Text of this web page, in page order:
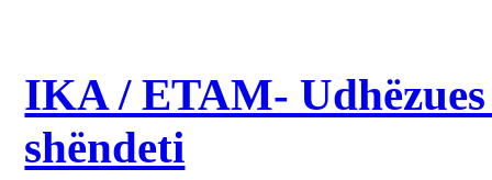
IKA / ETAM-
shëndeti